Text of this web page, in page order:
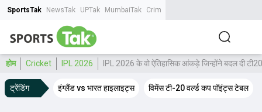
SportsTak NewsTak UPTak MumbaiTak CrimeTak
होम Cricket IPL 2026 IPL 2026 के वो ऐतिहासिक आंकड़े जिन्होंने बदल दी
ट्रेंडिंग इंग्लैंड vs भारत हाइलाइट्स विमेंस टी-20 वर्ल्ड कप पॉइंट्स टेबल